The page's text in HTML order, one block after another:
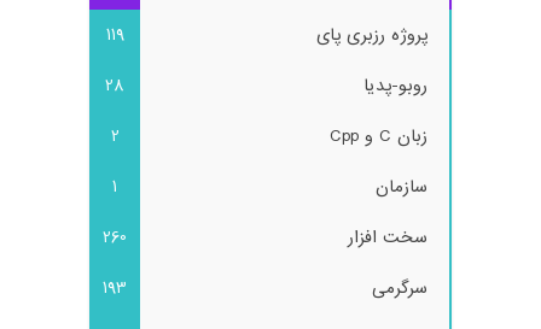
پروژه رزبری پای
119
روبو-پدیا
28
زبان C و Cpp
2
سازمان
1
سخت افزار
260
سرگرمی
193